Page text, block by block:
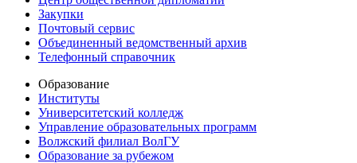
Закупки
Почтовый сервис
Объединенный ведомственный архив
Телефонный справочник
Образование
Институты
Университетский колледж
Управление образовательных программ
Волжский филиал ВолГУ
Образование за рубежом